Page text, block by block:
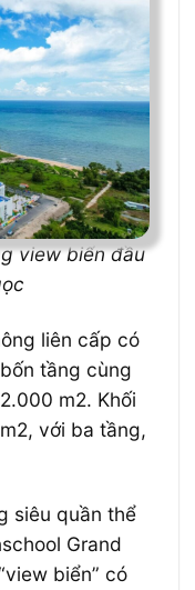
view biển đầu
liên cấp có
tầng cùng
m2. Khối
với ba tầng,
siêu quần thể
Grand
biển” có